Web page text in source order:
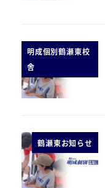
明成個別鶴瀬東校
舎
鶴瀬東お知らせ